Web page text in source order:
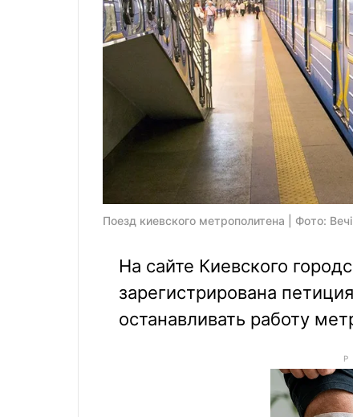
Поезд киевского метрополитена | Фото:
На сайте Киевского
зарегистрирована
останавливать работу